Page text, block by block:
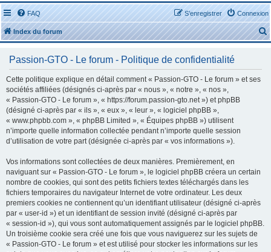
FAQ Connexion
S’enregistrer
Index du forum
e
Passion-GTO - Le forum - Politique de confidentialité
Cette politique explique en détail comment « Passion-GTO - Le forum » et ses
sociétés affiliées (désignés ci-après par « nous », « notre », « nos »,
« Passion-GTO - Le forum », « https://forum.passion-gto.net ») et phpBB
(désigné ci-après par « ils », « eux », « leur », « logiciel phpBB »,
« www.phpbb.com », « phpBB Limited », « Équipes phpBB ») utilisent
n’importe quelle information collectée pendant n’importe quelle session
d’utilisation de votre part (désignée ci-après par « vos informations »).
Vos informations sont collectées de deux manières. Premièrement, en
naviguant sur « Passion-GTO - Le forum », le logiciel phpBB créera un certain
nombre de cookies, qui sont des petits fichiers textes téléchargés dans les
fichiers temporaires du navigateur Internet de votre ordinateur. Les deux
premiers cookies ne contiennent qu’un identifiant utilisateur (désigné ci-après
par « user-id ») et un identifiant de session invité (désigné ci-après par
« session-id »), qui vous sont automatiquement assignés par le logiciel phpBB.
Un troisième cookie sera créé une fois que vous naviguerez sur les sujets de
« Passion-GTO - Le forum » et est utilisé pour stocker les informations sur les